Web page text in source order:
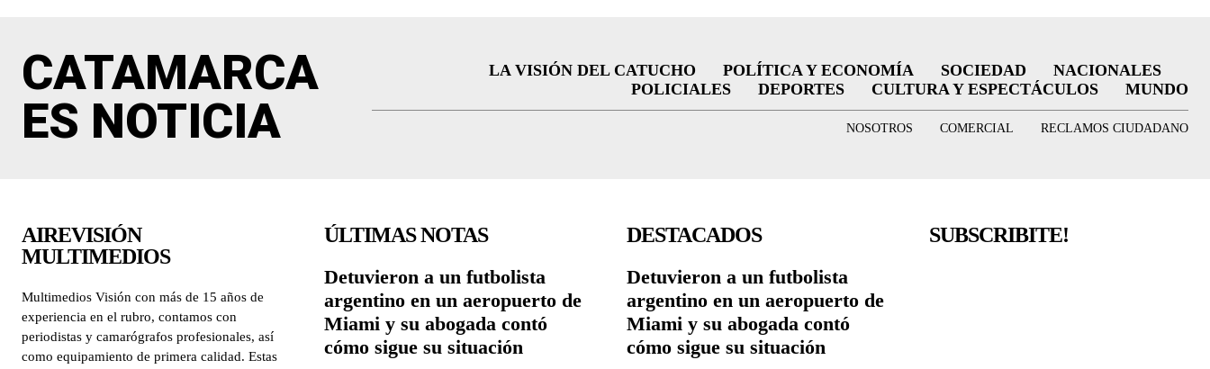
CATAMARCA
ES NOTICIA
LA VISIÓN DEL CATUCHO POLÍTICA Y ECONOMÍA SOCIEDAD
NACIONALES
POLICIALES
DEPORTES CULTURA Y ESPECTÁCULOS MUNDO
NOSOTROS COMERCIAL RECLAMOS CIUDADANO
AIREVISIÓN
MULTIMEDIOS
Multimedios Visión con más de 15 años de
experiencia en el rubro, contamos con
periodistas y camarógrafos profesionales, así
como equipamiento de primera calidad. Estas
ÚLTIMAS NOTAS
Detuvieron a un futbolista
argentino en un aeropuerto de
Miami y su abogada contó
cómo sigue su situación
DESTACADOS
Detuvieron a un futbolista
argentino en un aeropuerto de
Miami y su abogada contó
cómo sigue su situación
SUBSCRIBITE!